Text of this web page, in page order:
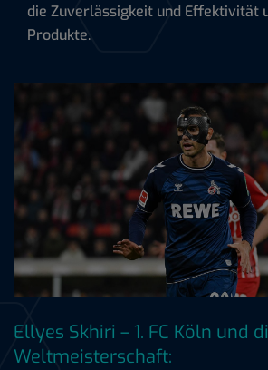
die Zuverlässigkeit und Effektivität
Produkte.
Ellyes Skhiri – 1. FC Köln und
Weltmeisterschaft: